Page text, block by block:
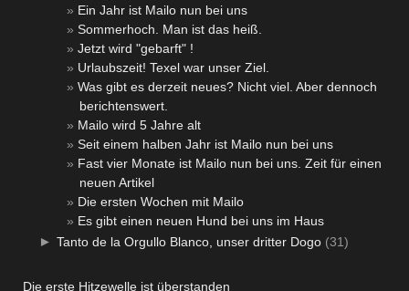
Ein Jahr ist Mailo nun bei uns
Sommerhoch. Man ist das heiß.
Jetzt wird "gebarft" !
Urlaubszeit! Texel war unser Ziel.
Was gibt es derzeit neues? Nicht viel. Aber dennoch
berichtenswert.
Mailo wird 5 Jahre alt
Seit einem halben Jahr ist Mailo nun bei uns
Fast vier Monate ist Mailo nun bei uns. Zeit für einen
neuen Artikel
Die ersten Wochen mit Mailo
Es gibt einen neuen Hund bei uns im Haus
► Tanto de la Orgullo Blanco, unser dritter Dogo(31)
Die erste Hitzewelle ist überstanden